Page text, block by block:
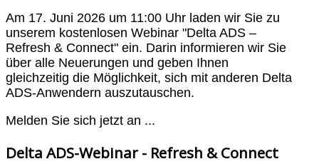
Am 17. Juni 2026 um 11:00 Uhr laden wir Sie zu
unserem kostenlosen Webinar "Delta ADS –
Refresh & Connect" ein. Darin informieren wir Sie
über alle Neuerungen und geben Ihnen
gleichzeitig die Möglichkeit, sich mit anderen Delta
ADS-Anwendern auszutauschen.
Melden Sie sich jetzt an ...
Delta ADS-Webinar - Refresh & Connect